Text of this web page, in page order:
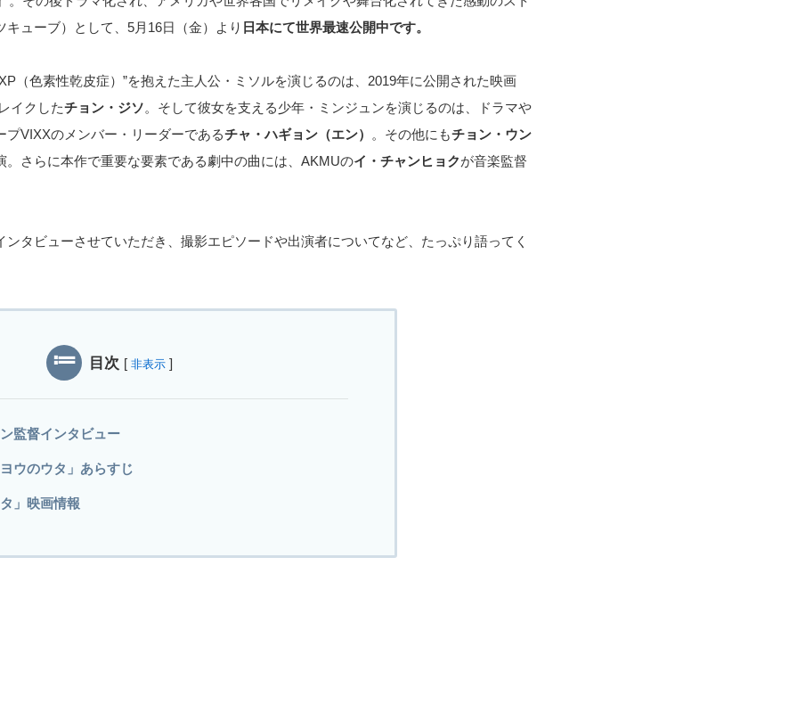
キューブ）として、5月16日（金）より 日本にて世界最速公開中です。
（色素性乾皮症）”を抱えた主人公・ミソルを演じるのは、2019年に公開された映画
イクしたチョン・ジソ。そして彼女を支える少年・ミンジュンを演じるのは、ドラマや
VIXXのメンバー・リーダーであるチャ・ハギョン（エン） 。その他にもチョン・ウン
。さらに本作で重要な要素である劇中の曲には、AKMUのイ・チャンヒョクが音楽監督
ンタビューさせていただき、撮影エピソードや出演者についてなど、たっぷり語ってく
目次 [ 非表示 ]
監督インタビュー
ウのウタ」あらすじ
」映画情報